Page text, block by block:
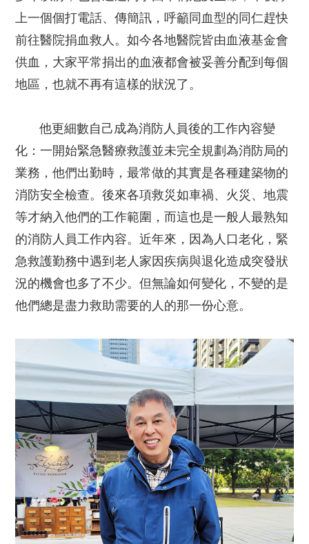
上一個個打電話、傳簡訊，呼籲同血型的同仁趕快
前往醫院捐血救人。如今各地醫院皆由血液基金會
供血，大家平常捐出的血液都會被妥善分配到每個
地區，也就不再有這樣的狀況了。
他更細數自己成為消防人員後的工作內容變
化：一開始緊急醫療救護並未完全規劃為消防局的
業務，他們出勤時，最常做的其實是各種建築物的
消防安全檢查。後來各項救災如車禍、火災、地震
等才納入他們的工作範圍，而這也是一般人最熟知
的消防人員工作內容。近年來，因為人口老化，緊
急救護勤務中遇到老人家因疾病與退化造成突發狀
況的機會也多了不少。但無論如何變化，不變的是
他們總是盡力救助需要的人的那一份心意。